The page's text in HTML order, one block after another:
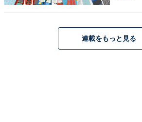
連載をもっと見る